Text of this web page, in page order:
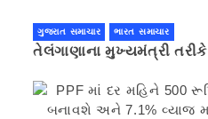
ગુજરાત સમાચાર ભારત સમાચાર
તેલંગાણાના મુખ્યમંત્રી